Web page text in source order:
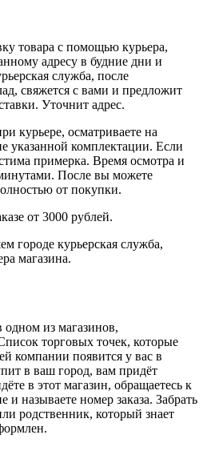
товара с помощью курьера,
адресу в будние дни и
служба, после
свяжется с вами и предложит
Уточнит адрес.
курьере, осматриваете на
указанной комплектации. Если
примерка. Время осмотра и
После вы можете
от покупки.
от 3000 рублей.
городе курьерская служба,
магазина.
одном из магазинов,
торговых точек, которые
компании появится у вас в
в ваш город, вам придёт
в этот магазин, обращаетесь к
и называете номер заказа. Забрать
родственник, который знает